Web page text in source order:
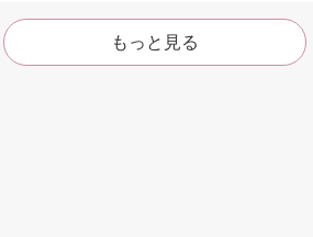
た
もっと見る